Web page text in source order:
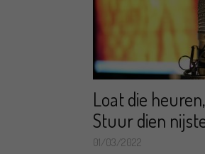
Loat die
Stuur dien
01/03/2022